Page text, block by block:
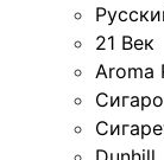
21 Век
Aroma